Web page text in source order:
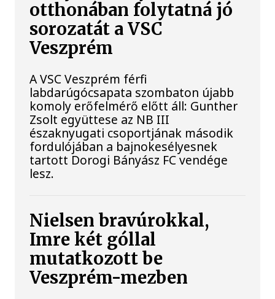
otthonában folytatná jó
sorozatát a VSC
Veszprém
A VSC Veszprém férfi
labdarúgócsapata szombaton újabb
komoly erőfelmérő előtt áll: Gunther
Zsolt együttese az NB III
északnyugati csoportjának második
fordulójában a bajnokesélyesnek
tartott Dorogi Bányász FC vendége
lesz.
Nielsen bravúrokkal,
Imre két góllal
mutatkozott be
Veszprém-mezben